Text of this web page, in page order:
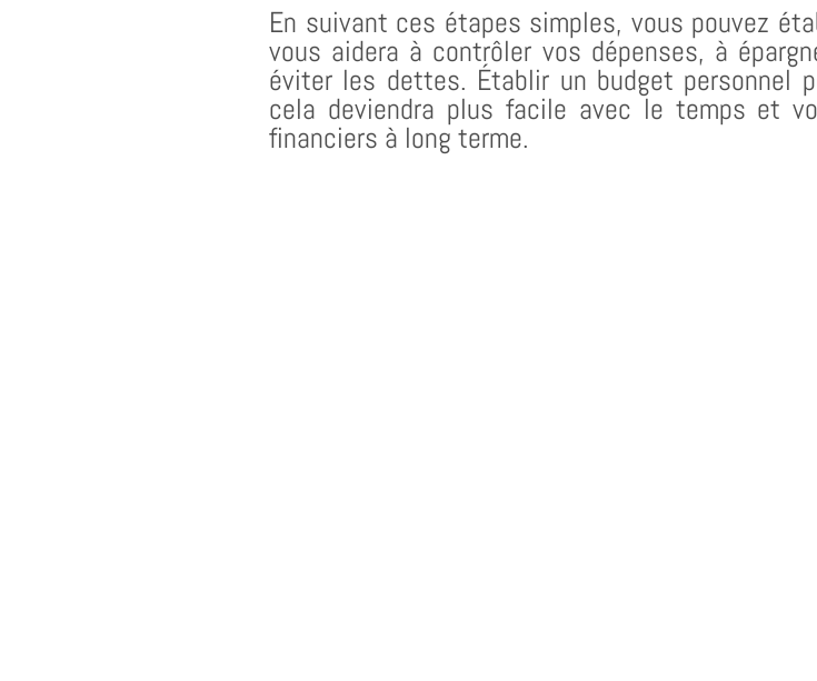
En suivant ces étapes simples, vous pouvez
vous aidera à contrôler vos dépenses, à
éviter les dettes. Établir un budget personnel
cela deviendra plus facile avec le temps et
financiers à long terme.